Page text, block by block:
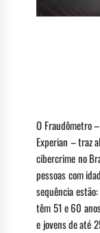
O Fraudômetro
Experian – traz
cibercrime no
pessoas com
sequência
têm 51 e 60
e jovens de até